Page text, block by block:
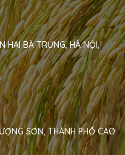
HAI BÀ TRƯNG, HÀ NỘI,
SƠN, THÀNH PHỐ CAO